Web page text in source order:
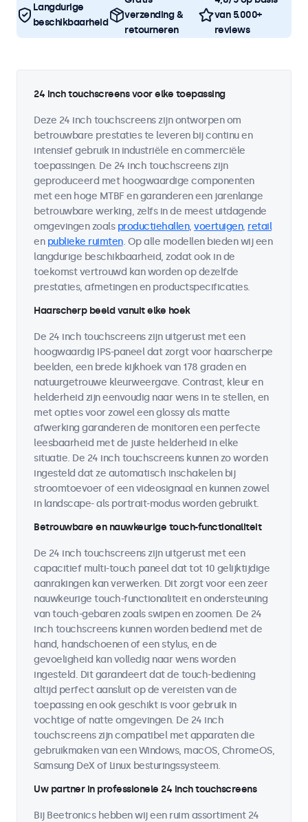
Langdurige
beschikbaarheid
verzending &
retourneren
van 5.000+
reviews
24 inch touchscreens voor elke toepassing
Deze 24 inch touchscreens zijn ontworpen om
betrouwbare prestaties te leveren bij continu en
intensief gebruik in industriële en commerciële
toepassingen. De 24 inch touchscreens zijn
geproduceerd met hoogwaardige componenten
met een hoge MTBF en garanderen een jarenlange
betrouwbare werking, zelfs in de meest uitdagende
omgevingen zoals productiehallen, voertuigen, retail
en publieke ruimten. Op alle modellen bieden wij een
langdurige beschikbaarheid, zodat ook in de
toekomst vertrouwd kan worden op dezelfde
prestaties, afmetingen en productspecificaties.
Haarscherp beeld vanuit elke hoek
De 24 inch touchscreens zijn uitgerust met een
hoogwaardig IPS-paneel dat zorgt voor haarscherpe
beelden, een brede kijkhoek van 178 graden en
natuurgetrouwe kleurweergave. Contrast, kleur en
helderheid zijn eenvoudig naar wens in te stellen, en
met opties voor zowel een glossy als matte
afwerking garanderen de monitoren een perfecte
leesbaarheid met de juiste helderheid in elke
situatie. De 24 inch touchscreens kunnen zo worden
ingesteld dat ze automatisch inschakelen bij
stroomtoevoer of een videosignaal en kunnen zowel
in landscape- als portrait-modus worden gebruikt.
Betrouwbare en nauwkeurige touch-functionaliteit
De 24 inch touchscreens zijn uitgerust met een
capacitief multi-touch paneel dat tot 10 gelijktijdige
aanrakingen kan verwerken. Dit zorgt voor een zeer
nauwkeurige touch-functionaliteit en ondersteuning
van touch-gebaren zoals swipen en zoomen. De 24
inch touchscreens kunnen worden bediend met de
hand, handschoenen of een stylus, en de
gevoeligheid kan volledig naar wens worden
ingesteld. Dit garandeert dat de touch-bediening
altijd perfect aansluit op de vereisten van de
toepassing en ook geschikt is voor gebruik in
vochtige of natte omgevingen. De 24 inch
touchscreens zijn compatibel met apparaten die
gebruikmaken van een Windows, macOS, ChromeOS,
Samsung DeX of Linux besturingssysteem.
Uw partner in professionele 24 inch touchscreens
Bij Beetronics hebben wij een ruim assortiment 24